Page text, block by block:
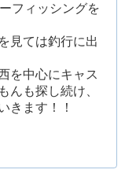
フィッシングを
見ては釣行に出
を中心にキャス
んも探し続け、
きます！！